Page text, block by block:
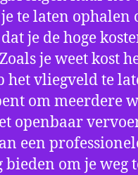
te laten ophalen
je de hoge
je weet kost
het vliegveld te
om meerdere
openbaar
een
bieden om je weg